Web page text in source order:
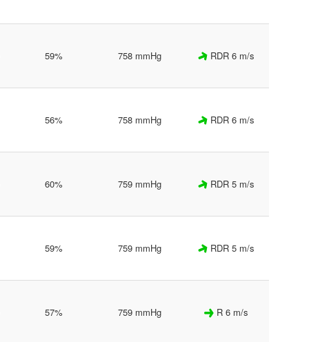
59% 758 mmHg RDR 6 m/s
56% 758 mmHg RDR 6 m/s
60% 759 mmHg RDR 5 m/s
59% 759 mmHg RDR 5 m/s
57% 759 mmHg R 6 m/s